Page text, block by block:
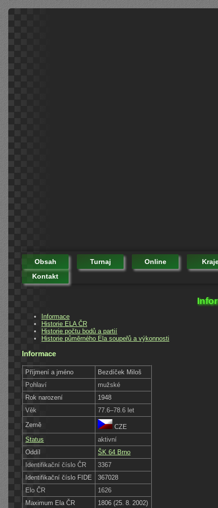
Obsah Turnaj Online
Kontakt
Informace
Historie ELA ČR
Historie počtu bodů a partií
Historie půměrného Ela soupeřů a výkonnosti
Informace
Příjmení a jméno
Bezdíček Miloš
Pohlaví
mužské
Rok narození
1948
Věk
77.6–78.6 let
Země
CZE
Status
aktivní
Oddíl
ŠK 64 Brno
Identifikační číslo ČR
3367
Identifikační číslo FIDE
367028
Elo ČR
1626
Maximum Ela ČR
1806 (25. 8. 2002)